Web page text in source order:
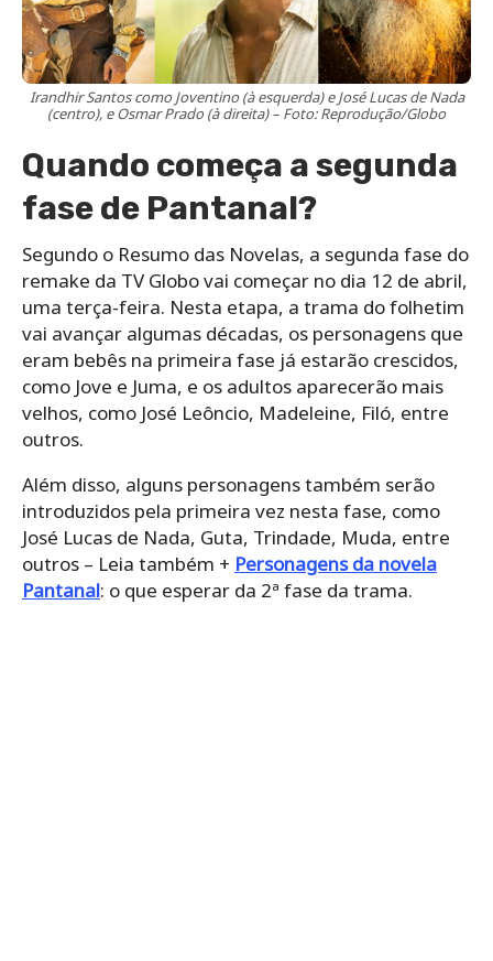
Irandhir Santos como Joventino (à esquerda) e José Lucas de Nada
(centro), e Osmar Prado (à direita) – Foto: Reprodução/Globo
Quando começa a segunda
fase de Pantanal?
Segundo o Resumo das Novelas, a segunda fase do
remake da TV Globo vai começar no dia 12 de abril,
uma terça-feira. Nesta etapa, a trama do folhetim
vai avançar algumas décadas, os personagens que
eram bebês na primeira fase já estarão crescidos,
como Jove e Juma, e os adultos aparecerão mais
velhos, como José Leôncio, Madeleine, Filó, entre
outros.
Além disso, alguns personagens também serão
introduzidos pela primeira vez nesta fase, como
José Lucas de Nada, Guta, Trindade, Muda, entre
outros – Leia também + Personagens da novela
Pantanal: o que esperar da 2ª fase da trama.